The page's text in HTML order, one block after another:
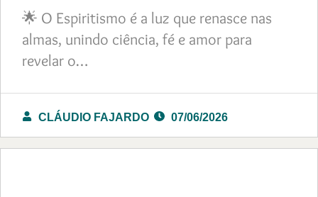
🌟 O Espiritismo é a luz que renasce nas
almas, unindo ciência, fé e amor para
revelar o…
CLÁUDIO FAJARDO 07/06/2026